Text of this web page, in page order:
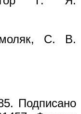
С. В.
Подписано